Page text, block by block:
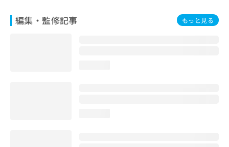
編集・監修記事 もっと見る